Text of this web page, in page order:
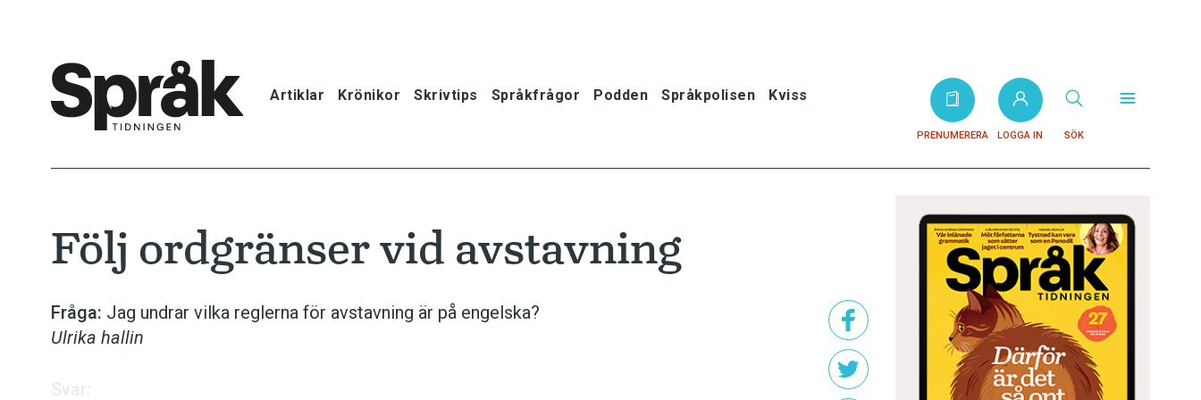
Artiklar Krönikor Skrivtips Språkfrågor Podden Språkpolisen Kviss
PRENUMERERA LOGGA IN SÖK
Krönikor
Följ ordgränser vid avstavning
Fråga: Jag undrar vilka reglerna för avstavning är på engelska?
Ulrika hallin